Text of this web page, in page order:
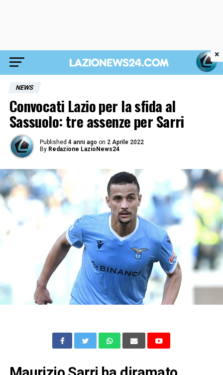
NEWS
Convocati Lazio per la sfida al
Sassuolo: tre assenze per Sarri
Published 4 anni ago on 2 Aprile 2022
By Redazione LazioNews24
×